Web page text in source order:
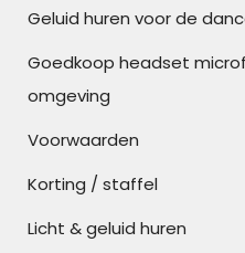
Geluid huren voor de
Goedkoop headset
omgeving
Voorwaarden
Korting / staffel
Licht & geluid huren